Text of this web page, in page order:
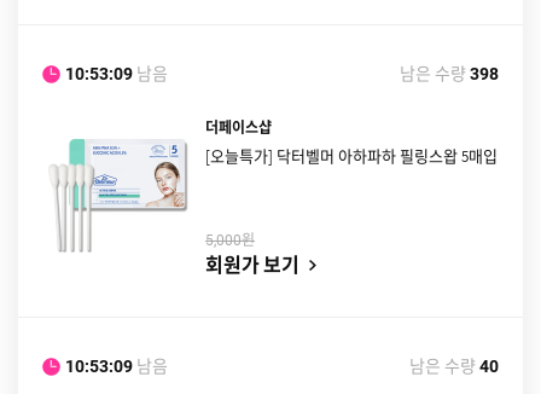
10:53:08 남음 남은 수량 398
더페이스샵
[오늘특가] 닥터벨머 아하파하 필링스왑 5매입
5,000원
회원가 보기
10:53:08 남음 남은 수량 40